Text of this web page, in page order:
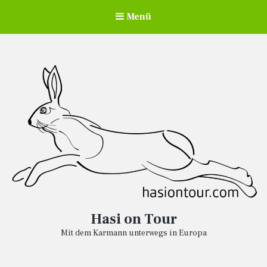
Menü
Hasi on Tour
Mit dem Karmann unterwegs in Europa